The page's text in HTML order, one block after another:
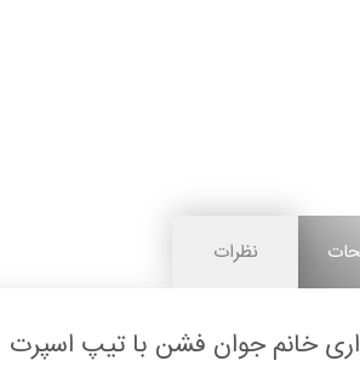
نظرات
خانم جوان فشن با تیپ اسپرت